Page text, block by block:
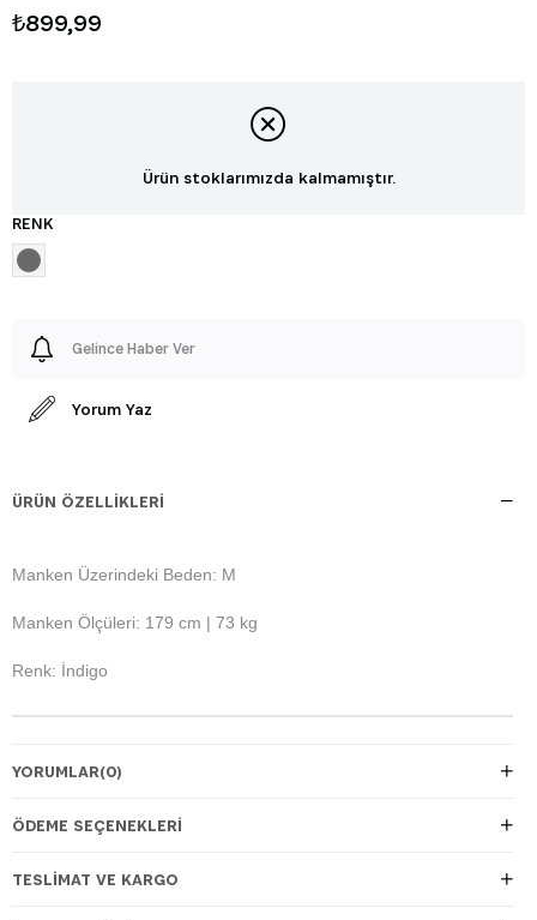
₺899,99
Ürün stoklarımızda kalmamıştır.
RENK
Gelince Haber Ver
Yorum Yaz
ÜRÜN ÖZELLIKLERI
Manken Üzerindeki Beden: M
Manken Ölçüleri: 179 cm | 73 kg
Renk: İndigo
YORUMLAR(0)
ÖDEME SEÇENEKLERI
TESLIMAT VE KARGO